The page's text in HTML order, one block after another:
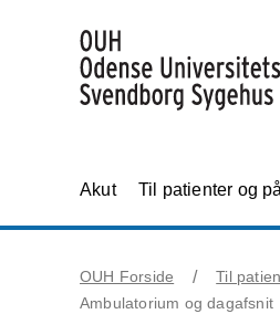
Akut Til patienter og
OUH Forside Til
Ambulatorium og dagafsnit